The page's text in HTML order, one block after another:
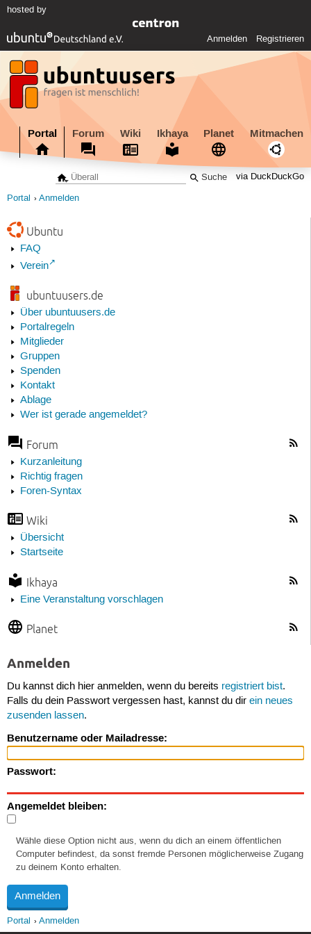
hosted by
Anmelden Registrieren
Portal Forum Wiki Ikhaya Planet Mitmachen
via DuckDuckGo
Portal Anmelden
Ubuntu
FAQ
Verein
ubuntuusers.de
Über ubuntuusers.de
Portalregeln
Mitglieder
Gruppen
Spenden
Kontakt
Ablage
Wer ist gerade angemeldet?
Forum
Kurzanleitung
Richtig fragen
Foren-Syntax
Wiki
Übersicht
Startseite
Ikhaya
Eine Veranstaltung vorschlagen
Planet
Anmelden
Du kannst dich hier anmelden, wenn du bereits registriert bist.
Falls du dein Passwort vergessen hast, kannst du dir ein neues
zusenden lassen.
Benutzername oder Mailadresse:
Passwort:
Angemeldet bleiben:
Wähle diese Option nicht aus, wenn du dich an einem öffentlichen
Computer befindest, da sonst fremde Personen möglicherweise Zugang
zu deinem Konto erhalten.
Portal Anmelden